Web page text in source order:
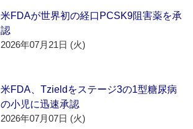
米FDAが世界初の経口PCSK9阻害薬を承
認
2026年07月21日 (火)
米FDA、Tzieldをステージ3の1型糖尿病
の小児に迅速承認
2026年07月07日 (火)